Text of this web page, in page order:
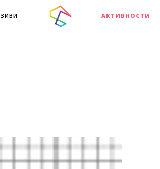
АКТИВНОСТИ